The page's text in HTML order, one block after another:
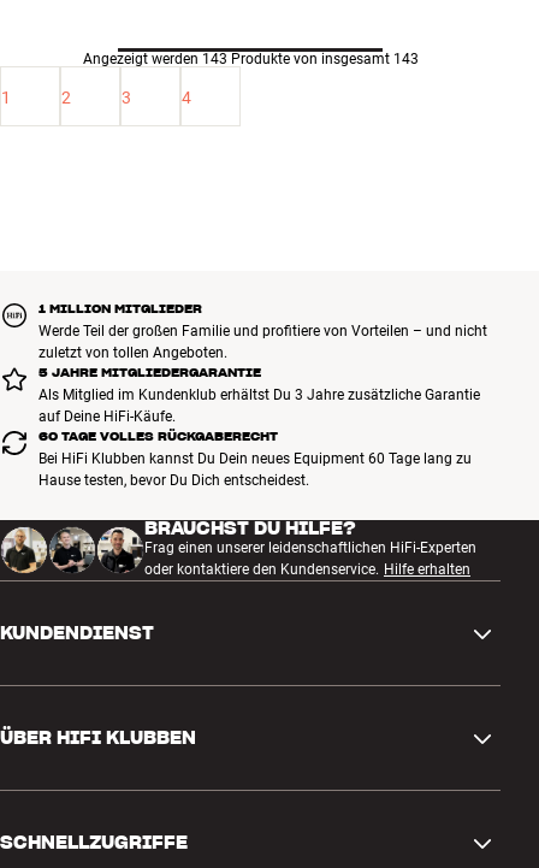
Angezeigt werden 143 Produkte von insgesamt 143
1 2 3 4
1 MILLION MITGLIEDER
Werde Teil der großen Familie und profitiere von Vorteilen – und nicht
zuletzt von tollen Angeboten.
5 JAHRE MITGLIEDERGARANTIE
Als Mitglied im Kundenklub erhältst Du 3 Jahre zusätzliche Garantie
auf Deine HiFi-Käufe.
60 TAGE VOLLES RÜCKGABERECHT
Bei HiFi Klubben kannst Du Dein neues Equipment 60 Tage lang zu
Hause testen, bevor Du Dich entscheidest.
BRAUCHST DU HILFE?
Frag einen unserer leidenschaftlichen HiFi-Experten
oder kontaktiere den Kundenservice. Hilfe erhalten
KUNDENDIENST
Rückgabe und Reklamation
Bestellung widerrufen
ÜBER HIFI KLUBBEN
SCHNELLZUGRIFFE